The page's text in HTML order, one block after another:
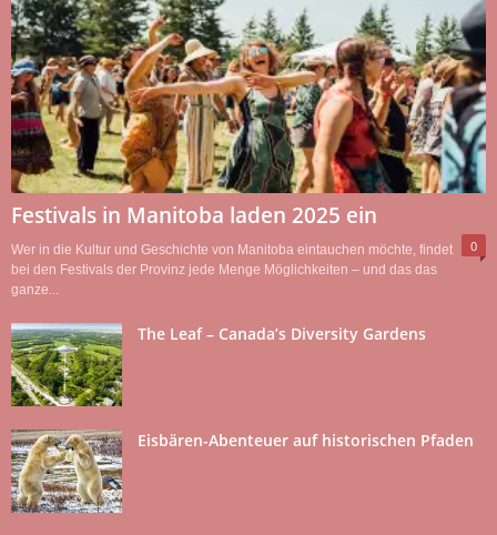
Festivals in Manitoba laden 2025 ein
0
Wer in die Kultur und Geschichte von Manitoba eintauchen möchte, findet
bei den Festivals der Provinz jede Menge Möglichkeiten – und das das
ganze...
The Leaf – Canada’s Diversity Gardens
Eisbären-Abenteuer auf historischen Pfaden